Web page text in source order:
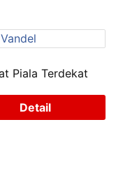
Piala Terdekat
Detail